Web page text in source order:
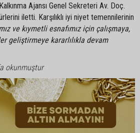
Ajansı Genel Sekreteri Av. Doç.
iletti. Karşılıklı iyi niyet temennilerinin
ve kıymetli esnafımız için çalışmaya,
geliştirmeye kararlılıkla devam
okunmuştur